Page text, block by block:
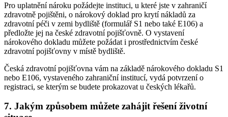
Pro uplatnění nároku požádejte instituci, u které jste v zahraničí
zdravotně pojištěni, o nárokový doklad pro krytí nákladů za
zdravotní péči v zemi bydliště (formulář S1 nebo také E106) a
předložte jej na české zdravotní pojišťovně. O vystavení
nárokového dokladu můžete požádat i prostřednictvím české
zdravotní pojišťovny v místě bydliště.
Česká zdravotní pojišťovna vám na základě nárokového dokladu S1
nebo E106, vystaveného zahraniční institucí, vydá potvrzení o
registraci, se kterým se budete prokazovat u českých lékařů.
7. Jakým způsobem můžete zahájit řešení životní